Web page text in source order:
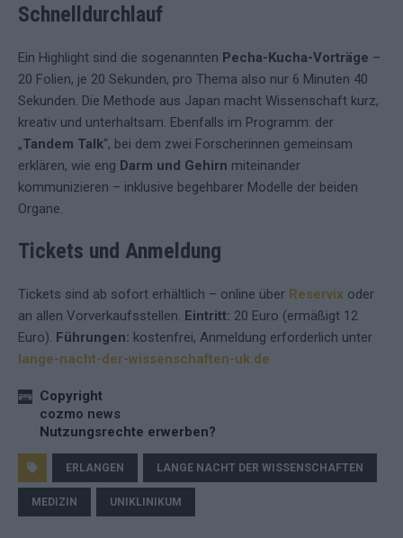
Schnelldurchlauf
Ein Highlight sind die sogenannten Pecha-Kucha-Vorträge –
20 Folien, je 20 Sekunden, pro Thema also nur 6 Minuten 40
Sekunden. Die Methode aus Japan macht Wissenschaft kurz,
kreativ und unterhaltsam. Ebenfalls im Programm: der
„Tandem Talk“, bei dem zwei Forscherinnen gemeinsam
erklären, wie eng Darm und Gehirn miteinander
kommunizieren – inklusive begehbarer Modelle der beiden
Organe.
Tickets und Anmeldung
Tickets sind ab sofort erhältlich – online über Reservix oder
an allen Vorverkaufsstellen. Eintritt: 20 Euro (ermäßigt 12
Euro). Führungen: kostenfrei, Anmeldung erforderlich unter
lange-nacht-der-wissenschaften-uk.de
Copyright
cozmo news
Nutzungsrechte erwerben?
ERLANGEN LANGE NACHT DER WISSENSCHAFTEN
MEDIZIN UNIKLINIKUM